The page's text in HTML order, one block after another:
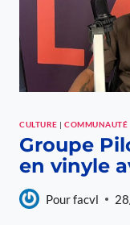
CULTURE | COMMUNAUTÉ
Groupe
en vinyle
Pourfacvl